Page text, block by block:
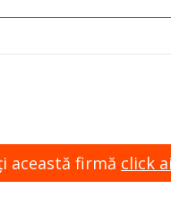
această firmă click